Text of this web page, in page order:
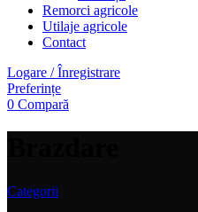
Remorci agricole
Utilaje agricole
Contact
Logare / Înregistrare
Preferințe
0 Compară
Categorii